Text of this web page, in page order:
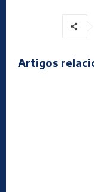
Artigos